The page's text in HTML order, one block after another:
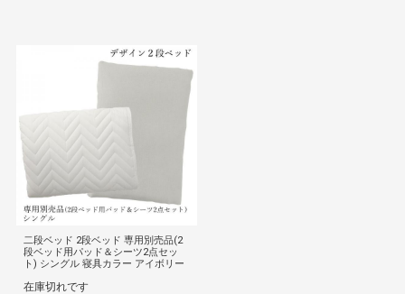
二段ベッド 2段ベッド 専用別売品(2
段ベッド用パッド＆シーツ2点セッ
ト) シングル 寝具カラー アイボリー
在庫切れです